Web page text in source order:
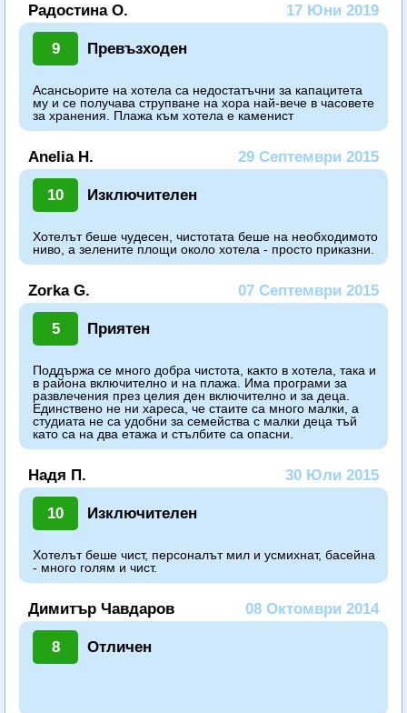
Радостина О. 17 Юни 2019
9 Превъзходен
Асансьорите на хотела са недостатъчни за капацитета
му и се получава струпване на хора най-вече в часовете
за хранения. Плажа към хотела е каменист
Anelia H. 29 Септември 2015
10 Изключителен
Хотелът беше чудесен, чистотата беше на необходимото
ниво, а зелените площи около хотела - просто приказни.
Zorka G. 07 Септември 2015
5 Приятен
Поддържа се много добра чистота, както в хотела, така и
в района включително и на плажа. Има програми за
развлечения през целия ден включително и за деца.
Единствено не ни хареса, че стаите са много малки, а
студиата не са удобни за семейства с малки деца тъй
като са на два етажа и стълбите са опасни.
Надя П. 30 Юли 2015
10 Изключителен
Хотелът беше чист, персоналът мил и усмихнат, басейна
- много голям и чист.
Димитър Чавдаров 08 Октомври 2014
8 Отличен